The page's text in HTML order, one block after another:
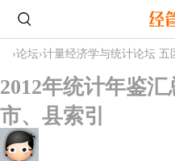
›论坛›计量经济学与统计论坛 五
2012年统计年鉴
市、县索引